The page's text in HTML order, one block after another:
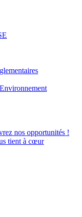
nos opportunités !
tient à cœur